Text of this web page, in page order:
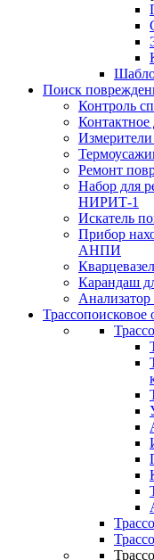
Поиск
Контроль
Контактное
Ремонт
Набор для
НИРИТ-1
Искатель
Прибор
АНПИ
Карандаш
Трассопоисковое